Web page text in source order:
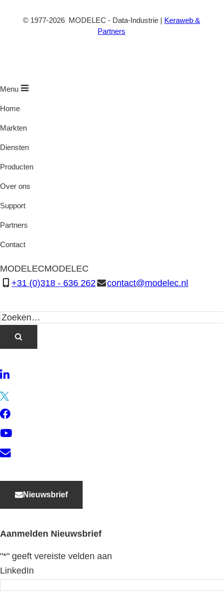
© 1977-2026 MODELEC - Data-Industrie | Keraweb &
Partners
Menu
Home
Markten
Diensten
Producten
Over ons
Support
Partners
Contact
MODELECMODELEC
+31 (0)318 - 636 262
contact@modelec.nl
LinkedIn
YouTube
Contact
Nieuwsbrief
Aanmelden Nieuwsbrief
"*" geeft vereiste velden aan
LinkedIn